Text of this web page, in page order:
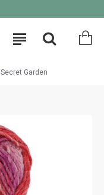
Secret Garden